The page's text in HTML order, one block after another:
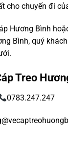
cho chuyến đi
Hương Bình
Bình, quý
Treo
0783.247.247